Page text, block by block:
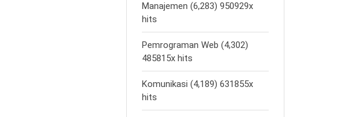
Manajemen (6,283) 950929x
hits
Pemrograman Web (4,302)
485815x hits
Komunikasi (4,189) 631855x
hits